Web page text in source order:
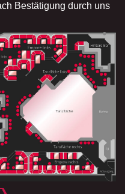
Bestätigung durch uns